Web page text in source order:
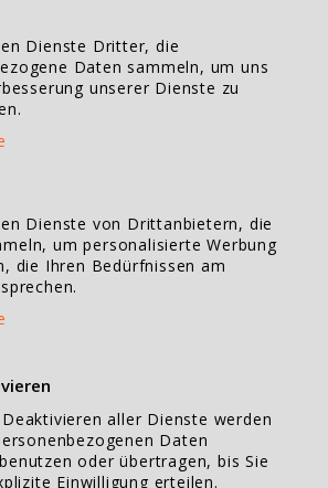
Eislingen
Esslingen
Freudenstadt
Geislingen
Schwäbisch Gmünd
Göppingen
Heilbronn
mit uns einen Termin, auch vor Ort!
Dienste Dritter, die
Daten sammeln, um uns
unserer Dienste zu
Dienste von Drittanbietern, die
um personalisierte Werbung
die Ihren Bedürfnissen am
aller Dienste werden
Daten
oder übertragen, bis Sie
Einwilligung erteilen.